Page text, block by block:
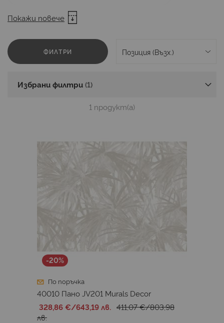
The Wall 3 Art Edition Stories of Life
Metropolitan Stories Hot Spots
DesignWalls
Infinity Infinity 2
Roberto Cavalli 9
Stefan Hefele 2 Walls by Patel 4
Walls by Patel 5
360 Evolution Panels
JV202 Murals Decor Artistry
Покажи повече
ФИЛТРИ
Избрани филтри
1 продукт(а)
-20%
По поръчка
40010 Пано JV201 Murals Decor
328,86 €/643,19 лв. 411,07 €/803,98
лв.